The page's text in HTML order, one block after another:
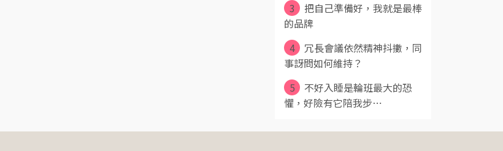
3
把自己準備好，我就是最棒
的品牌
4
冗長會議依然精神抖擻，同
事訝問如何維持？
5
不好入睡是輪班最大的恐
懼，好險有它陪我步⋯